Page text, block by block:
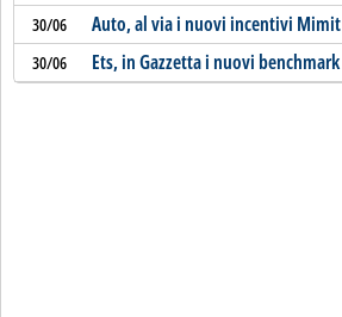
30/06 Auto, al via i nuovi incentivi Mimit
30/06 Ets, in Gazzetta i nuovi benchmark